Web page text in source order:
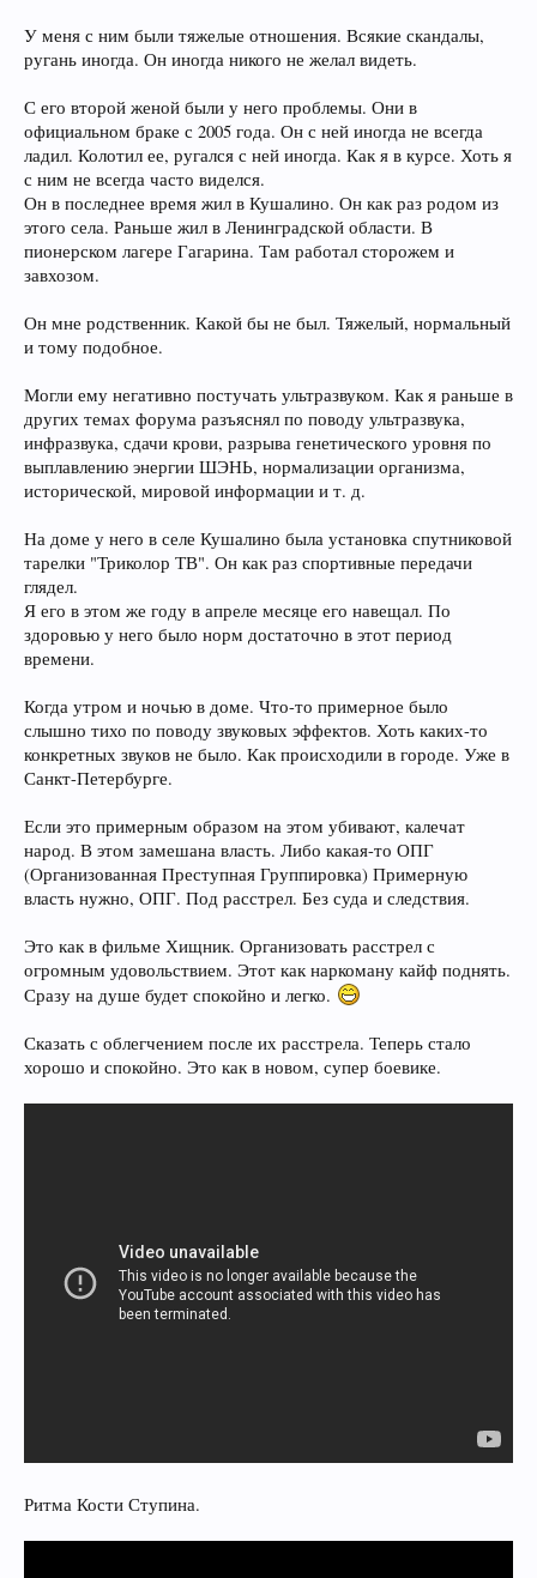
У меня с ним были тяжелые отношения. Всякие скандалы,
ругань иногда. Он иногда никого не желал видеть.
С его второй женой были у него проблемы. Они в
официальном браке с 2005 года. Он с ней иногда не всегда
ладил. Колотил ее, ругался с ней иногда. Как я в курсе. Хоть я
с ним не всегда часто виделся.
Он в последнее время жил в Кушалино. Он как раз родом из
этого села. Раньше жил в Ленинградской области. В
пионерском лагере Гагарина. Там работал сторожем и
завхозом.
Он мне родственник. Какой бы не был. Тяжелый, нормальный
и тому подобное.
Могли ему негативно постучать ультразвуком. Как я раньше в
других темах форума разъяснял по поводу ультразвука,
инфразвука, сдачи крови, разрыва генетического уровня по
выплавлению энергии ШЭНЬ, нормализации организма,
исторической, мировой информации и т. д.
На доме у него в селе Кушалино была установка спутниковой
тарелки "Триколор ТВ". Он как раз спортивные передачи
глядел.
Я его в этом же году в апреле месяце его навещал. По
здоровью у него было норм достаточно в этот период
времени.
Когда утром и ночью в доме. Что-то примерное было
слышно тихо по поводу звуковых эффектов. Хоть каких-то
конкретных звуков не было. Как происходили в городе. Уже в
Санкт-Петербурге.
Если это примерным образом на этом убивают, калечат
народ. В этом замешана власть. Либо какая-то ОПГ
(Организованная Преступная Группировка) Примерную
власть нужно, ОПГ. Под расстрел. Без суда и следствия.
Это как в фильме Хищник. Организовать расстрел с
огромным удовольствием. Этот как наркоману кайф поднять.
Сразу на душе будет спокойно и легко.
Сказать с облегчением после их расстрела. Теперь стало
хорошо и спокойно. Это как в новом, супер боевике.
Ритма Кости Ступина.